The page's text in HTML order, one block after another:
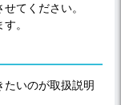
てください。
。
たいのが取扱説明